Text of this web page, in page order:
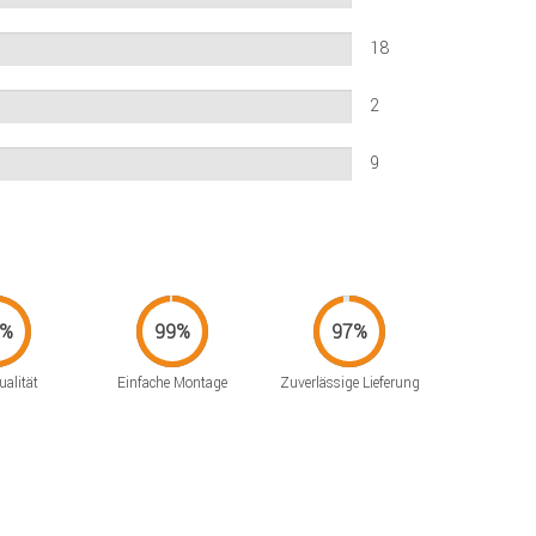
18
2
9
Einfache Montage Zuverlässige Lieferung